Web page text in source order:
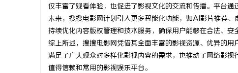
仅丰富了观看体验，也促进了影视文化的交流和传播。平台通
未来，搜搜电影网计划引入更多智能化功能，如AI影片推荐
持续优化内容版权管理和技术服务，确保用户能够在合法、安
综上所述，搜搜电影网凭借其全面丰富的影视资源、优异的
满足了广大观众对多样化影视内容的需求，也推动了网络影
值得信赖和常用的影视娱乐平台。
贝净 AC 国际医